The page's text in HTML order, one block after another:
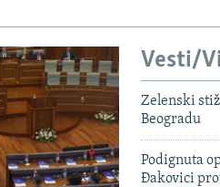
Vesti/
Zelenski
Beogradu
Podignuta
Đakovici